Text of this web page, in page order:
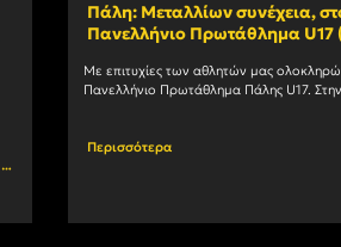
Πάλη: Μεταλλίων συνέχεια,
Πανελλήνιο Πρωτάθλημα U17
Με επιτυχίες των αθλητών μας
Πανελλήνιο Πρωτάθλημα Πάλης U17. Στην
Περισσότερα